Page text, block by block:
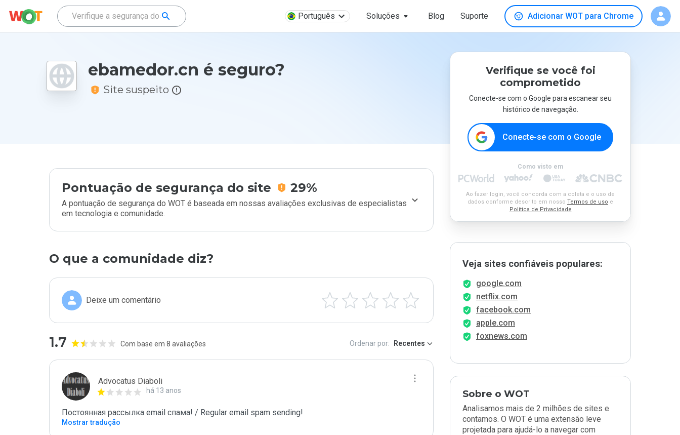
Português Soluções Blog Suporte Adicionar WOT para Chrome
ebamedor.cn é seguro?
Site suspeito
Pontuação de segurança do site 29%
A pontuação de segurança do WOT é baseada em nossas avaliações exclusivas de especialistas
em tecnologia e comunidade.
O que a comunidade diz?
Deixe um comentário
1.7 Com base em 8 avaliações Ordenar por: Recentes
Advocatus Diaboli
há 13 anos
Постоянная рассылка email спама! / Regular email spam sending!
Mostrar tradução
Verifique se você foi
comprometido
Conecte-se com o Google para escanear seu
histórico de navegação.
Conecte-se com o Google
Como visto em
Ao fazer login, você concorda com a coleta e o uso de
dados conforme descrito em nosso Termos de uso e
Política de Privacidade
Veja sites confiáveis populares:
google.com
netflix.com
facebook.com
apple.com
foxnews.com
Sobre o WOT
Analisamos mais de 2 milhões de sites e
contamos. O WOT é uma extensão leve
projetada para ajudá-lo a navegar com